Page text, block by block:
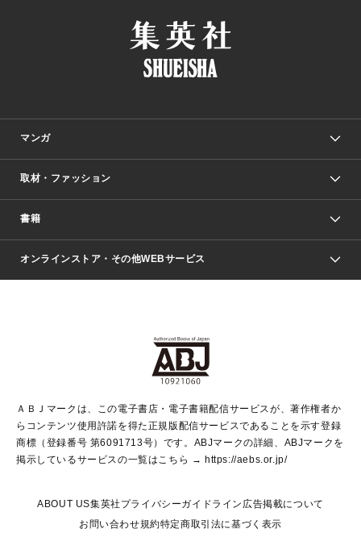
マンガ
少年マンガ
Vジャンプ
ジャンプルーキー！
ジャンプTOON
S-MANGA
集英社ジャンプリミックス
集英社コミック文庫
週刊ヤングジャンプ
ウルトラジャンプ
リマコミ＋
マンガMeets
月刊オフィスユー
取材・ファッション
Seventeen
LEE
Marisol
T JAPAN:The New York Times Style Magazine
芸能・情報・スポーツ
パラスポ＋！
書籍
文芸・文庫・総合
青春と読書
アジア人物史
集英社新書
集英社新書プラス
よみタイ
ライトノベル・ノベライズ
集英社Webマガジン Cobalt
集英社オレンジ文庫
シフォン文庫
JUMP j BOOKS
集英社みらい文庫
S-KIDS.LAND
オンラインストア・その他WEBサービス
SHUEISHA MANGA-ART HERITAGE
HAPPY PLUS STORE
shueisha vox
SHOP Marisol
EDITOR'S LAB
ＡＢＪマークは、この電子書店・電子書籍配信サービスが、著作権者か
らコンテンツ使用許諾を得た正規版配信サービスであることを示す登録
商標（登録番号 第6091713号）です。ABJマークの詳細、ABJマークを
掲示しているサービスの一覧はこちら → https://aebs.or.jp/
ABOUT US集英社プライバシーガイドライン 広告掲載について
お問い合わせ規約特定商取引法に基づく表示